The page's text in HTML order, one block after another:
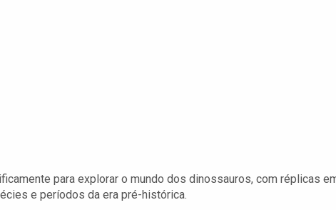
para explorar o mundo dos dinossauros, com réplicas
e períodos da era pré-histórica.